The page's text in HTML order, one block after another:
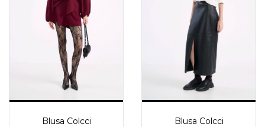
Blusa Colcci Blusa Colcci